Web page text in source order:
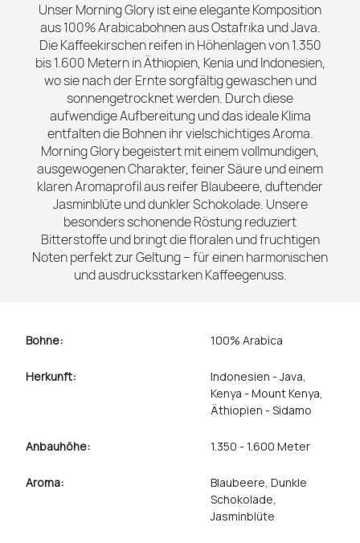
Unser Morning Glory ist eine elegante Komposition
aus 100% Arabicabohnen aus Ostafrika und Java.
Die Kaffeekirschen reifen in Höhenlagen von 1.350
bis 1.600 Metern in Äthiopien, Kenia und Indonesien,
wo sie nach der Ernte sorgfältig gewaschen und
sonnengetrocknet werden. Durch diese
aufwendige Aufbereitung und das ideale Klima
entfalten die Bohnen ihr vielschichtiges Aroma.
Morning Glory begeistert mit einem vollmundigen,
ausgewogenen Charakter, feiner Säure und einem
klaren Aromaprofil aus reifer Blaubeere, duftender
Jasminblüte und dunkler Schokolade. Unsere
besonders schonende Röstung reduziert
Bitterstoffe und bringt die floralen und fruchtigen
Noten perfekt zur Geltung – für einen harmonischen
und ausdrucksstarken Kaffeegenuss.
Bohne: 100% Arabica
Herkunft: Indonesien - Java,
Kenya - Mount Kenya,
Äthiopien - Sidamo
Anbauhöhe: 1.350 - 1.600 Meter
Aroma: Blaubeere, Dunkle
Schokolade,
Jasminblüte